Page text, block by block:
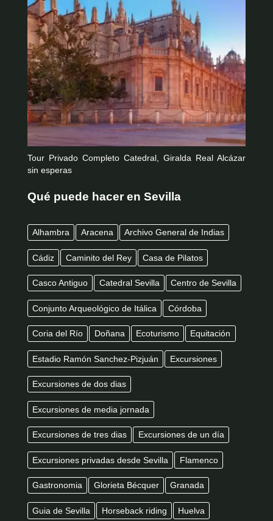
Tour Privado Completo Catedral, Giralda Real Alcázar
sin esperas
Qué puede hacer en Sevilla
Alhambra Aracena Archivo General de Indias
Cádiz Caminito del Rey Casa de Pilatos
Casco Antiguo Catedral Sevilla Centro de Sevilla
Conjunto Arqueológico de Itálica Córdoba
Coria del Río Doñana Ecoturismo Equitación
Estadio Ramón Sanchez-Pizjuán Excursiones
Excursiones de dos dias
Excursiones de media jornada
Excursiones de tres dias Excursiones de un día
Excursiones privadas desde Sevilla Flamenco
Gastronomia Glorieta Bécquer Granada
Guia de Sevilla Horseback riding Huelva